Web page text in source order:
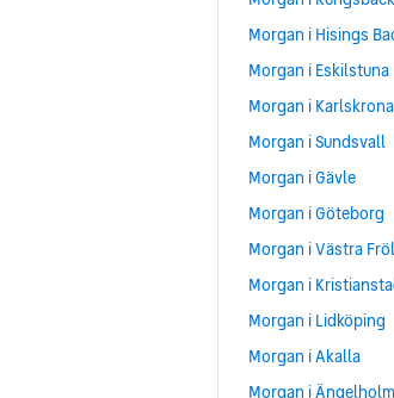
Morgan i Hisings
Morgan i Eskilstuna
Morgan i Karlskrona
Morgan i Sundsvall
Morgan i Gävle
Morgan i Göteborg
Morgan i Västra
Morgan i
Morgan i Lidköping
Morgan i Akalla
Morgan i Ängelholm